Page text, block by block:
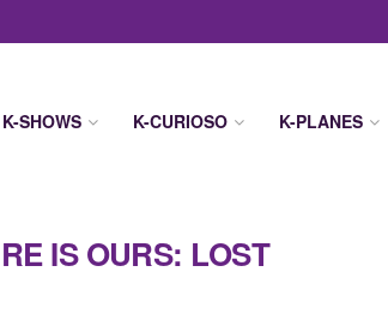
K-SHOWS K-CURIOSO K-PLANES
IS OURS: LOST